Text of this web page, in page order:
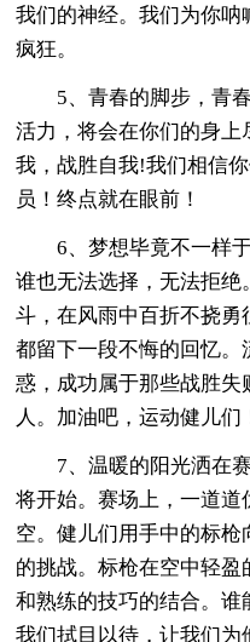
我们的神经。我们为你
疯狂。
5、青春的脚步，青春
活力，将会在你们的身上
我，战胜自我!我们相信
员！终点就在眼前！
6、梦想毕竟不一样于
谁也无法选择，无法拒
斗，在风雨中百折不挠
都留下一段不悔的回忆
惑，成功属于那些战胜
人。加油吧，运动健儿们
7、温暖的阳光洒在赛
将开始。赛场上，一道
空。健儿们用手中的标
的挑战。标枪在空中轻
和熟练的技巧的结合。
我们拭目以待，让我们